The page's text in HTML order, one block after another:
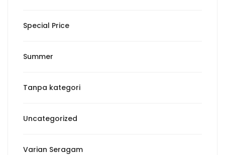
Special Price
Summer
Tanpa kategori
Uncategorized
Varian Seragam